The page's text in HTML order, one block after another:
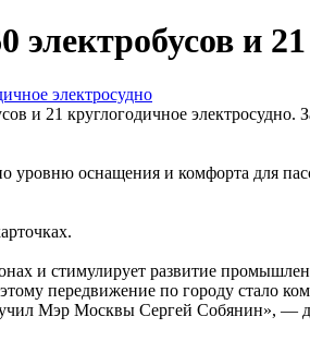
и
и 21 круглогодичное
оснащения и комфорта для
и стимулирует развитие
передвижение по городу стало
Мэр Москвы Сергей Собянин», —